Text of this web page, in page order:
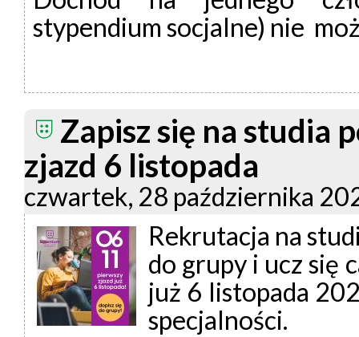
stypendium socjalne) nie
Zapisz się na studia
zjazd 6 listopada
czwartek, 28 października
Rekrutacja na
do grupy i ucz się
już 6 listopada
specjalności.